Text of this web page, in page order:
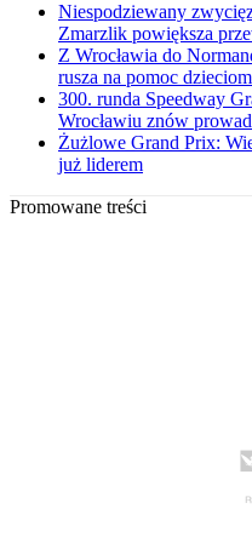
Niespodziewany
Zmarzlik powiększa
Z Wrocławia do
rusza na pomoc
300. runda Speedway
Wrocławiu znów
Żużlowe Grand Prix:
już liderem
Promowane treści